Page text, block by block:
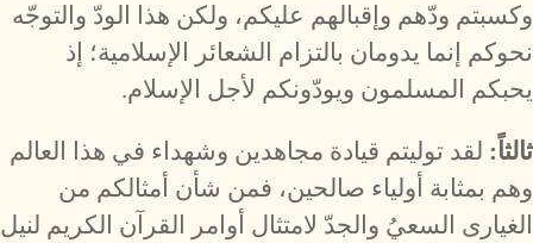
وكسبتم ودّهم وإقبالهم عليكم، ولكن هذا الودّ والتوجّه
نحوكم إنما يدومان بالتزام الشعائر الإسلامية؛ إذ
يحبكم المسلمون ويودّونكم لأجل الإسلام.
ثالثاً: لقد توليتم قيادة مجاهدين وشهداء في هذا العالم
وهم بمثابة أولياء صالحين، فمن شأن أمثالكم من
الغيارى السعيُ والجدّ لامتثال أوامر القرآن الكريم لنيل